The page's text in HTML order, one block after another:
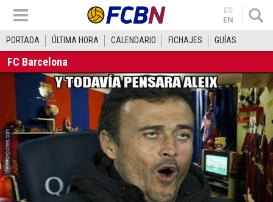
ES
EN
PORTADA ÚLTIMA HORA CALENDARIO FICHAJES GUÍAS
FC Barcelona